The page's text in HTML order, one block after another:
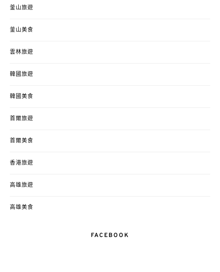
釜山旅遊
釜山美食
雲林旅遊
韓國旅遊
韓國美食
首爾旅遊
首爾美食
香港旅遊
高雄旅遊
高雄美食
FACEBOOK